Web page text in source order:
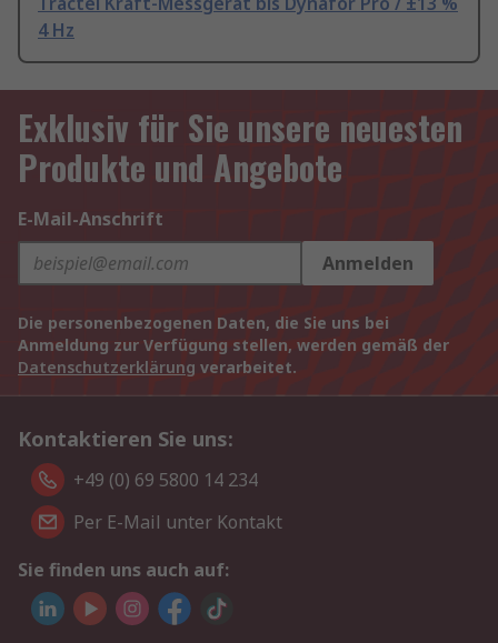
4 Hz
Exklusiv für Sie unsere neuesten
Produkte und Angebote
E-Mail-Anschrift
Anmelden
Die personenbezogenen Daten, die Sie uns bei
Anmeldung zur Verfügung stellen, werden gemäß der
Datenschutzerklärung verarbeitet.
Kontaktieren Sie uns:
+49 (0) 69 5800 14 234
Per E-Mail unter Kontakt
Sie finden uns auch auf: